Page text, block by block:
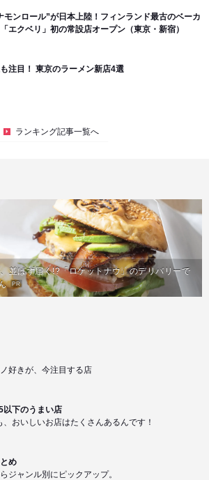
モンロール”が日本上陸！フィンランド最古のベーカ
エクベリ」初の常設店オープン（東京・新宿）
注目！ 東京のラーメン新店4選
ランキング記事一覧へ
並ばず届く!?「ロケットナウ」のデリバリーで
PR
好きが、今注目する店
以下のうまい店
、おいしいお店はたくさんあるんです！
め
ジャンル別にピックアップ。